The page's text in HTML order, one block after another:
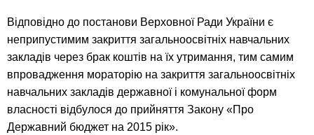
Відповідно до постанови Верховної Ради України є
неприпустимим закриття загальноосвітніх навчальних
закладів через брак коштів на їх утримання, тим самим
впровадження мораторію на закриття загальноосвітніх
навчальних закладів державної і комунальної форм
власності відбулося до прийняття Закону «Про
Державний бюджет на 2015 рік».